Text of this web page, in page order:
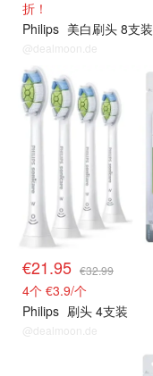
折！
Philips 美白刷头 8支装
@dealmoon.de
€21.95 €32.99
4个 €3.9/个
Philips 刷头 4支装
@dealmoon.de